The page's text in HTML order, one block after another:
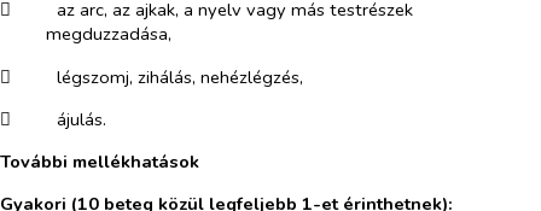
​
az arc, az ajkak, a nyelv vagy más testrészek
megduzzadása,
​
légszomj, zihálás, nehézlégzés,
​
ájulás.
További mellékhatások
Gyakori (10 beteg közül legfeljebb 1-et érinthetnek):